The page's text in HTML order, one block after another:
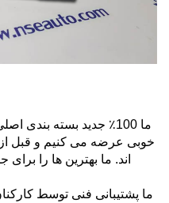
خوبی عرضه می کنیم و قبل از
اند. ما بهترین ها را